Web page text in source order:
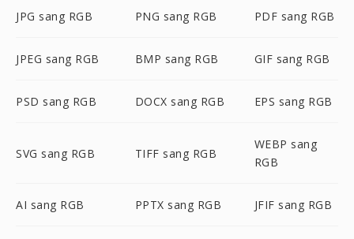
JPG sang RGB PNG sang RGB PDF sang RGB
JPEG sang RGB BMP sang RGB GIF sang RGB
PSD sang RGB DOCX sang RGB EPS sang RGB
SVG sang RGB TIFF sang RGB
WEBP sang
RGB
AI sang RGB PPTX sang RGB JFIF sang RGB